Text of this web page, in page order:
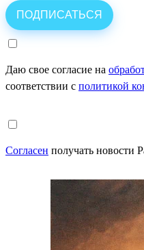
Даю свое согласие на
соответствии с политикой
Согласен получать новости